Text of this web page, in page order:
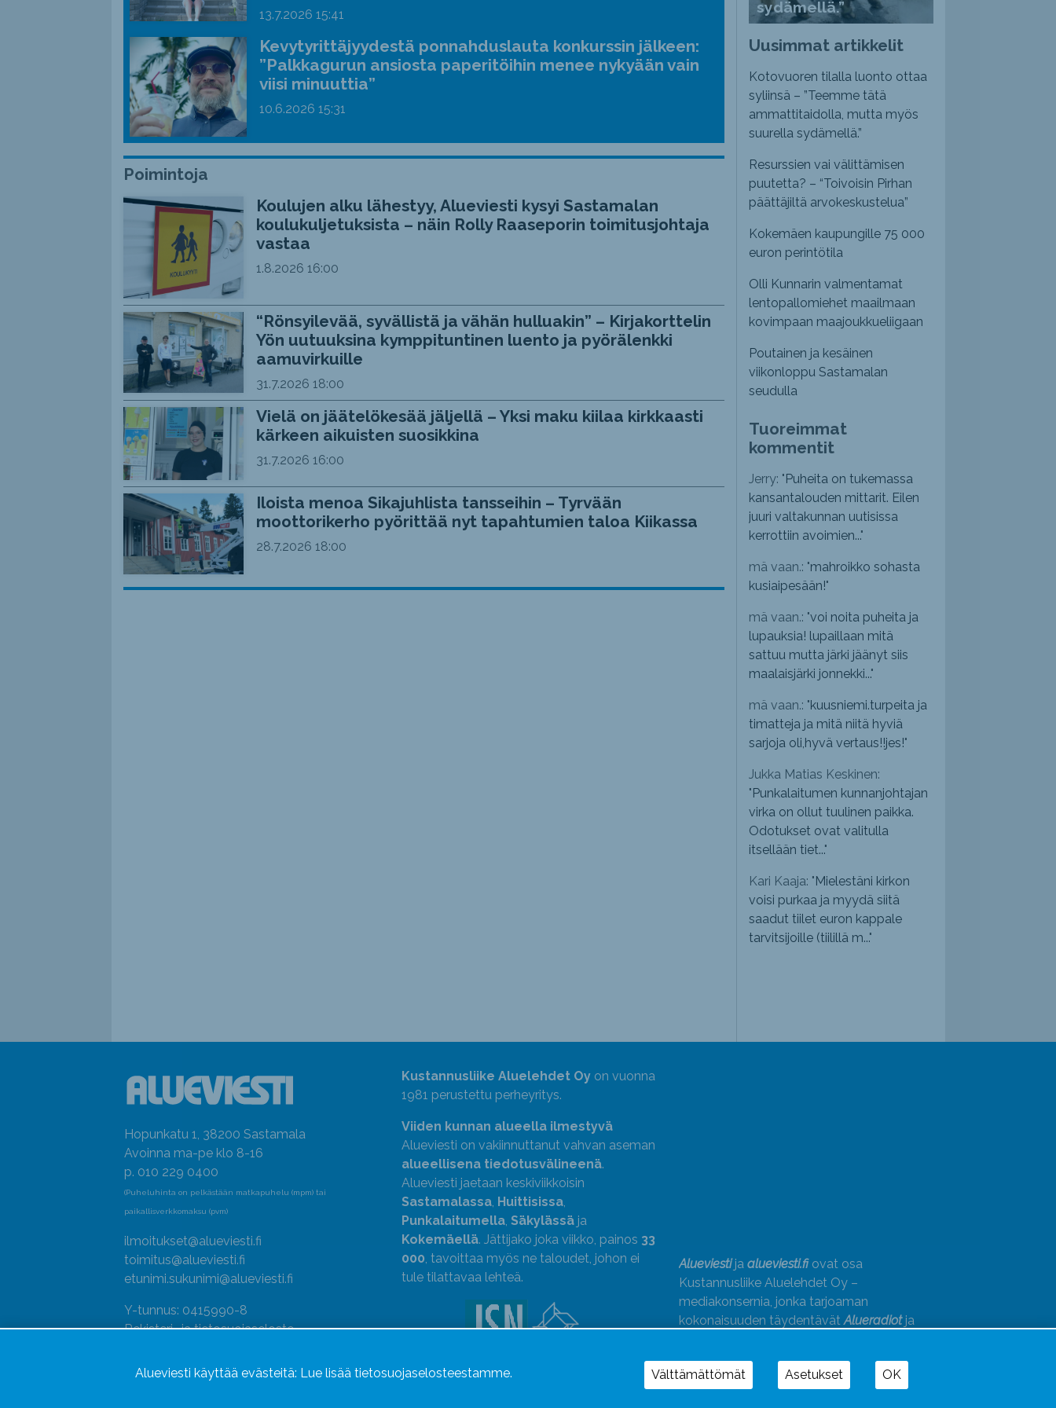
pienemmäksi.
13.7.2026 15:41
Kevytyrittäjyydestä ponnahduslauta konkurssin jälkeen:
”Palkkagurun ansiosta paperitöihin menee nykyään vain
viisi minuuttia”
10.6.2026 15:31
Poimintoja
Koulujen alku lähestyy, Alueviesti kysyi Sastamalan
koulukuljetuksista – näin Rolly Raaseporin toimitusjohtaja
vastaa
1.8.2026 16:00
“Rönsyilevää, syvällistä ja vähän hulluakin” – Kirjakorttelin
Yön uutuuksina kymppituntinen luento ja pyörälenkki
aamuvirkuille
31.7.2026 18:00
Vielä on jäätelökesää jäljellä – Yksi maku kiilaa kirkkaasti
kärkeen aikuisten suosikkina
31.7.2026 16:00
Iloista menoa Sikajuhlista tansseihin – Tyrvään
moottorikerho pyörittää nyt tapahtumien taloa Kiikassa
28.7.2026 18:00
sydämellä.”
Uusimmat artikkelit
Kotovuoren tilalla luonto ottaa
syliinsä – ”Teemme tätä
ammattitaidolla, mutta myös
suurella sydämellä.”
Resurssien vai välittämisen
puutetta? – “Toivoisin Pirhan
päättäjiltä arvokeskustelua”
Kokemäen kaupungille 75 000
euron perintötila
Olli Kunnarin valmentamat
lentopallomiehet maailmaan
kovimpaan maajoukkueliigaan
Poutainen ja kesäinen
viikonloppu Sastamalan
seudulla
Tuoreimmat
kommentit
Jerry: " Puheita on tukemassa
kansantalouden mittarit. Eilen
juuri valtakunnan uutisissa
kerrottiin avoimien..."
mä vaan.: "mahroikko sohasta
kusiaipesään!"
mä vaan.: "voi noita puheita ja
lupauksia! lupaillaan mitä
sattuu mutta järki jäänyt siis
maalaisjärki jonnekki..."
mä vaan.: "kuusniemi.turpeita ja
timatteja ja mitä niitä hyviä
sarjoja oli,hyvä vertaus!!jes!"
Jukka Matias Keskinen:
" Punkalaitumen kunnanjohtajan
virka on ollut tuulinen paikka.
Odotukset ovat valitulla
itsellään tiet..."
Kari Kaaja: " Mielestäni kirkon
voisi purkaa ja myydä siitä
saadut tiilet euron kappale
tarvitsijoille (tiilillä m..."
Hopunkatu 1, 38200 Sastamala
Avoinna ma-pe klo 8-16
p. 010 229 0400
(Puheluhinta on pelkästään matkapuhelu (mpm) tai
paikallisverkkomaksu (pvm)
ilmoitukset@alueviesti.fi
toimitus@alueviesti.fi
etunimi.sukunimi@alueviesti.fi
Y-tunnus: 0415990-8
Rekisteri- ja tietosuojaseloste
Seuraa meitä
Kustannusliike Aluelehdet Oyon vuonna
1981 perustettu perheyritys.
Viiden kunnan alueella ilmestyvä
Alueviesti on vakiinnuttanut vahvan aseman
alueellisena tiedotusvälineenä.
Alueviesti jaetaan keskiviikkoisin
Sastamalassa, Huittisissa,
Punkalaitumella, Säkylässäja
Kokemäellä. Jättijako joka viikko, painos 33
000, tavoittaa myös ne taloudet, johon ei
tule tilattavaa lehteä.
Uutismedian Liiton jäsen. Noudatamme
Alueviestija alueviesti.fiovat osa
Kustannusliike Aluelehdet Oy –
mediakonsernia, jonka tarjoaman
kokonaisuuden täydentävätAlueradiotja
Alueviesti käyttää evästeitä: Lue lisää tietosuojaselosteestamme. Välttämättömät Asetukset OK